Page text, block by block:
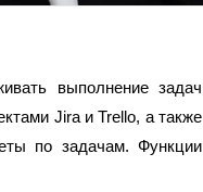
выполнение задач
Jira и Trello, а также
по задачам. Функции